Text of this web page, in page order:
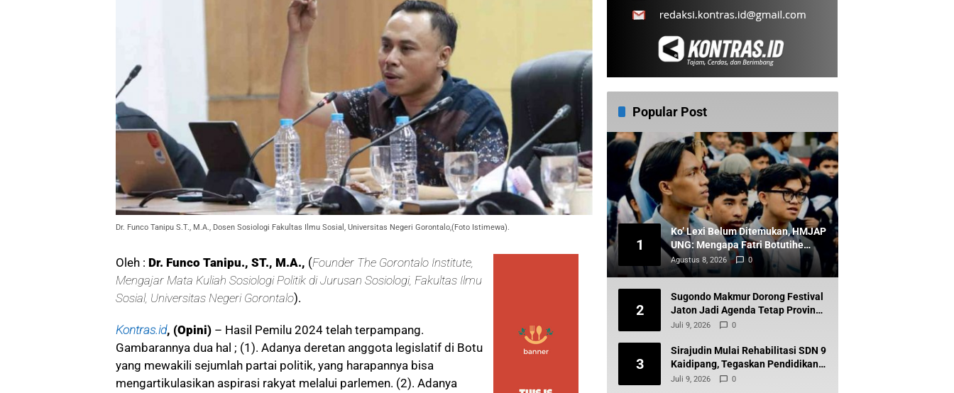
Dr. Funco Tanipu S.T., M.A., Dosen Sosiologi Fakultas Ilmu Sosial, Universitas Negeri Gorontalo,(Foto Istimewa).
Oleh : Dr. Funco Tanipu., ST., M.A., (Founder The Gorontalo Institute,
Mengajar Mata Kuliah Sosiologi Politik di Jurusan Sosiologi, Fakultas Ilmu
Sosial, Universitas Negeri Gorontalo).
Kontras.id, (Opini) – Hasil Pemilu 2024 telah terpampang.
Gambarannya dua hal ; (1). Adanya deretan anggota legislatif di Botu
yang mewakili sejumlah partai politik, yang harapannya bisa
mengartikulasikan aspirasi rakyat melalui parlemen. (2). Adanya
Popular Post
1
Ko’ Lexi Belum Ditemukan, HMJAP
UNG: Mengapa Fatri Botutihe
Belum Dipanggil?
Agustus 8, 2026 0
2
Sugondo Makmur Dorong Festival
Jaton Jadi Agenda Tetap Provinsi,
Kiai Mojo Kembali Disuarakan
Juli 9, 2026 0
3
Sirajudin Mulai Rehabilitasi SDN 9
Kaidipang, Tegaskan Pendidikan
Tetap Prioritas Daerah
Juli 9, 2026 0